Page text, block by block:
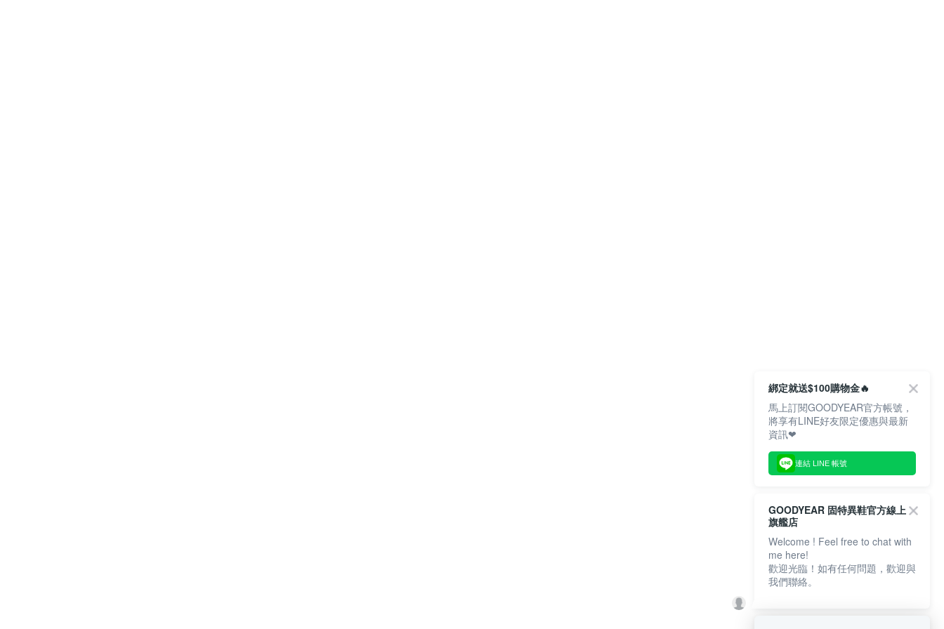
綁定就送$100購物金🔥
馬上訂閱GOODYEAR官方帳號，
將享有LINE好友限定優惠與最新
資訊❤
連結 LINE 帳號
GOODYEAR 固特異鞋官方線上
旗艦店
Welcome ! Feel free to chat with
me here!
歡迎光臨！如有任何問題，歡迎與
我們聯絡。